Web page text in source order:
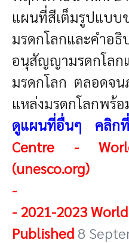
แผนที่สีเต็มรูปแบบ
มรดกโลกและ
อนุสัญญามรดกโลก
มรดกโลก ตลอดจ
แหล่งมรดกโลกพร้
ดูแผนที่อื่นๆ คลิก
Centre -
(unesco.org)
-
- 2021-2023
Published 8